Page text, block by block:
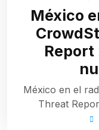
México
Report
México en el
Threat